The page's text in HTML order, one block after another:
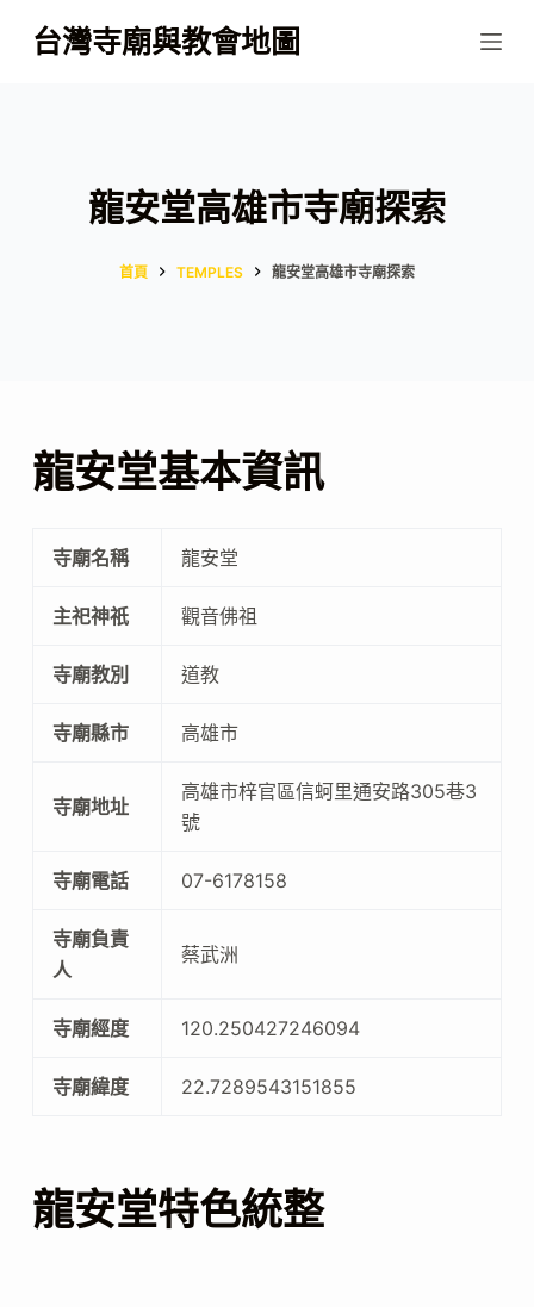
跳
至
台灣寺廟與教會地圖
龍安堂高雄市寺廟探索
首頁 TEMPLES 龍安堂高雄市寺廟探索
龍安堂基本資訊
寺廟名稱 龍安堂
主祀神祇 觀音佛祖
寺廟教別 道教
寺廟縣市 高雄市
寺廟地址
高雄市梓官區信蚵里通安路305巷3
號
寺廟電話 07-6178158
寺廟負責
人
蔡武洲
寺廟經度 120.250427246094
寺廟緯度 22.7289543151855
龍安堂特色統整